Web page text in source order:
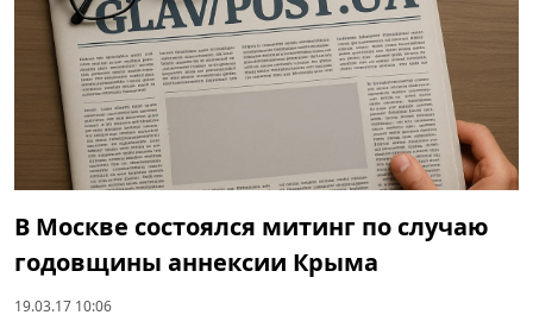
В Москве состоялся митинг по случаю
годовщины аннексии Крыма
19.03.17 10:06